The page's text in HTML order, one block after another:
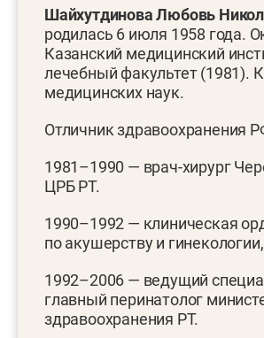
Шайхутдинова Любовь
родилась 6 июля 1958 года.
Казанский медицинский
лечебный факультет (1981).
медицинских наук.
Отличник здравоохранения
1981–1990 — врач-хирург
ЦРБ РТ.
1990–1992 — клиническая
по акушерству и
1992–2006 — ведущий
главный перинатолог
здравоохранения РТ.